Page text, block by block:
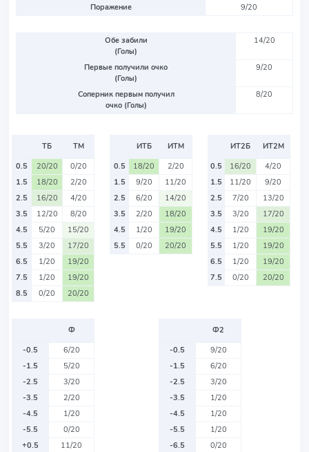
Поражение
9/20
Обе забили
(Голы)
14/20
Первые получили очко
(Голы)
9/20
Соперник первым получил
очко (Голы)
8/20
ТБ
ТМ
0.5
20/20
0/20
1.5
18/20
2/20
2.5
16/20
4/20
3.5
12/20
8/20
4.5
5/20
15/20
5.5
3/20
17/20
6.5
1/20
19/20
7.5
1/20
19/20
8.5
0/20 20/20
ИТБ
ИТМ
0.5
18/20
2/20
1.5
9/20
11/20
2.5
6/20
14/20
3.5
2/20
18/20
4.5
1/20
19/20
5.5
0/20 20/20
ИТ2Б
ИТ2М
0.5
16/20
4/20
1.5
11/20
9/20
2.5
7/20
13/20
3.5
3/20
17/20
4.5
1/20
19/20
5.5
1/20
19/20
6.5
1/20
19/20
7.5
0/20 20/20
Ф
-0.5
6/20
-1.5
5/20
-2.5
3/20
-3.5
2/20
-4.5
1/20
-5.5
0/20
+0.5
11/20
Ф2
-0.5
9/20
-1.5
6/20
-2.5
3/20
-3.5
1/20
-4.5
1/20
-5.5
1/20
-6.5
0/20